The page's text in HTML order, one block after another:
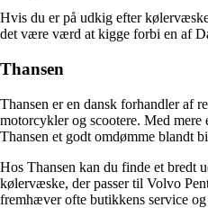
Hvis du er på udkig efter
det være værd at kigge forbi en af
Thansen
Thansen er en dansk forhandler af
motorcykler og scootere. Med
Thansen et godt omdømme blandt
Hos Thansen kan du finde et bredt
kølervæske, der passer til Volvo
fremhæver ofte butikkens service